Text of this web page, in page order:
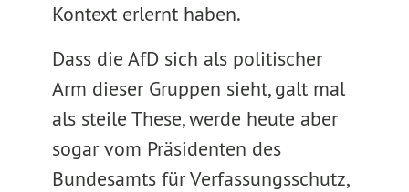
Kontext erlernt haben.
Dass die AfD sich als politischer
Arm dieser Gruppen sieht, galt mal
als steile These, werde heute aber
sogar vom Präsidenten des
Bundesamts für Verfassungsschutz,